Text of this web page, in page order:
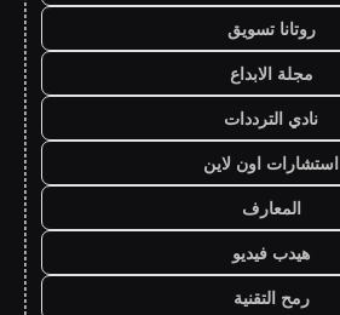
روتانا تسويق
مجلة الابداع
نادي الترددات
استشارات اون لاين
المعارف
هيدب فيديو
رمح التقنية